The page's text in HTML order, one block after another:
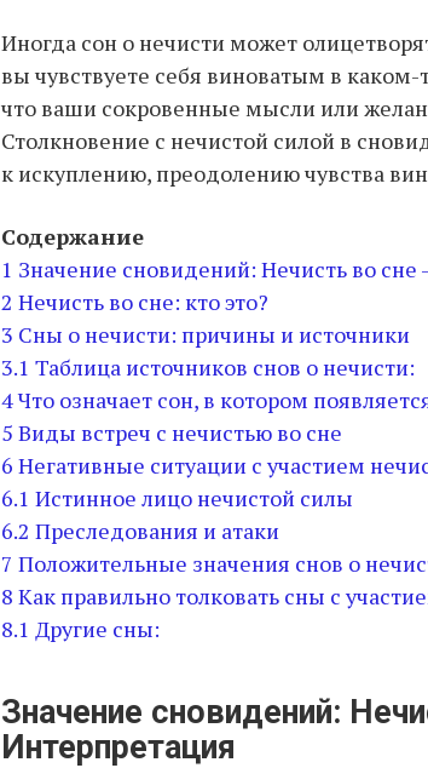
Иногда сон о нечисти может
вы чувствуете себя виноватым в
что ваши сокровенные мысли или
Столкновение с нечистой силой в
к искуплению, преодолению чувства
Содержание
1 Значение сновидений: Нечисть во
2 Нечисть во сне: кто это?
3 Сны о нечисти: причины и источники
3.1 Таблица источников снов о нечисти:
4Что означает сон, в котором
5 Виды встреч с нечистью во сне
6 Негативные ситуации с участием
6.1 Истинное лицо нечистой силы
6.2 Преследования и атаки
7 Положительные значения снов о
8 Как правильно толковать сны с
8.1 Другие сны:
Значение сновидений:
Интерпретация